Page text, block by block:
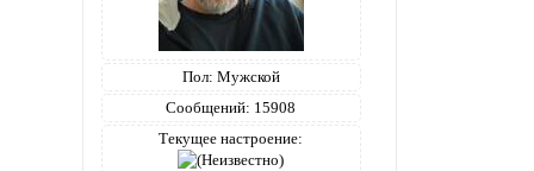
Пол: Мужской
Сообщений: 15908
Текущее настроение: